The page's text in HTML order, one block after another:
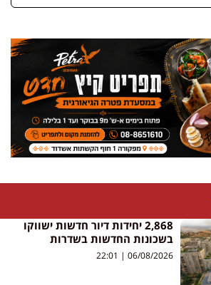
2,868 יחידות דיור חדשות ישווקו
בשכונות החדשות בשדרות
06/08/2026